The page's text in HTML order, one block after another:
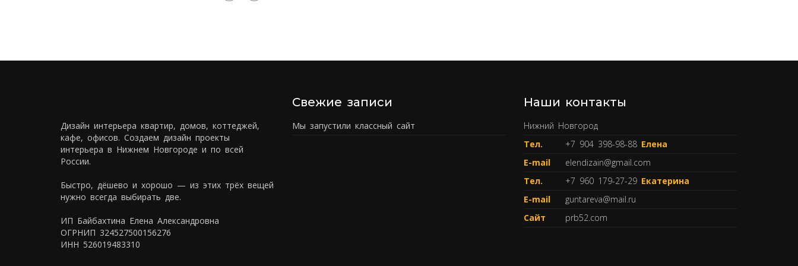
Дизайн интерьера квартир, домов, коттеджей,
кафе, офисов. Создаем дизайн проекты
интерьера в Нижнем Новгороде и по всей
России.
Быстро, дёшево и хорошо — из этих трёх вещей
нужно всегда выбирать две.
ИП Байбахтина Елена Александровна
ОГРНИП 324527500156276
ИНН 526019483310
Свежие записи
Мы запустили классный сайт
Наши контакты
Нижний Новгород
Тел.
+7 904 398-98-88 Елена
E-mail
elendizain@gmail.com
Тел.
+7 960 179-27-29 Екатерина
E-mail
guntareva@mail.ru
Сайт
prb52.com